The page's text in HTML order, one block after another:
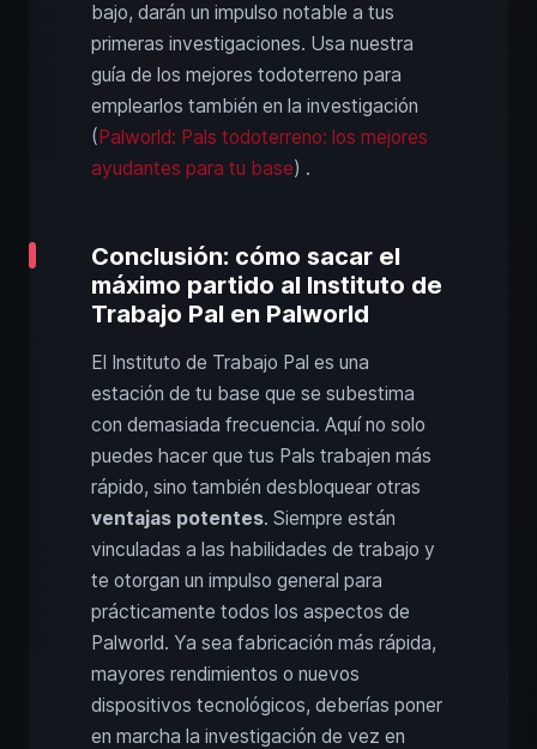
bajo, darán un impulso notable a tus
primeras investigaciones. Usa nuestra
guía de los mejores todoterreno para
emplearlos también en la investigación
(Palworld: Pals todoterreno: los mejores
ayudantes para tu base) .
Conclusión: cómo sacar el
máximo partido al Instituto de
Trabajo Pal en Palworld
El Instituto de Trabajo Pal es una
estación de tu base que se subestima
con demasiada frecuencia. Aquí no solo
puedes hacer que tus Pals trabajen más
rápido, sino también desbloquear otras
ventajas potentes. Siempre están
vinculadas a las habilidades de trabajo y
te otorgan un impulso general para
prácticamente todos los aspectos de
Palworld. Ya sea fabricación más rápida,
mayores rendimientos o nuevos
dispositivos tecnológicos, deberías poner
en marcha la investigación de vez en